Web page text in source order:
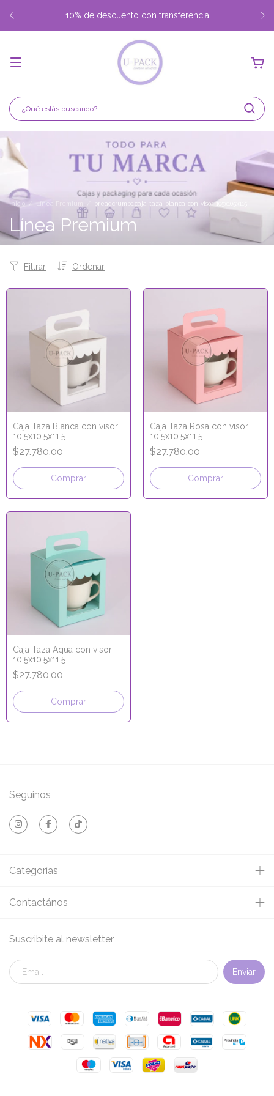
10% de descuento con transferencia
Inicio / Línea Premium breadcrumbs.caja-taza-blanca-con-visor-105x105x115
Línea Premium
Ordenar
Filtrar
Caja Taza Blanca con visor
10.5x10.5x11.5
$27.780,00
Comprar
Caja Taza Rosa con visor
10.5x10.5x11.5
$27.780,00
Comprar
Caja Taza Aqua con visor
10.5x10.5x11.5
$27.780,00
Comprar
Seguinos
Categorías
Contactános
Suscribite al newsletter